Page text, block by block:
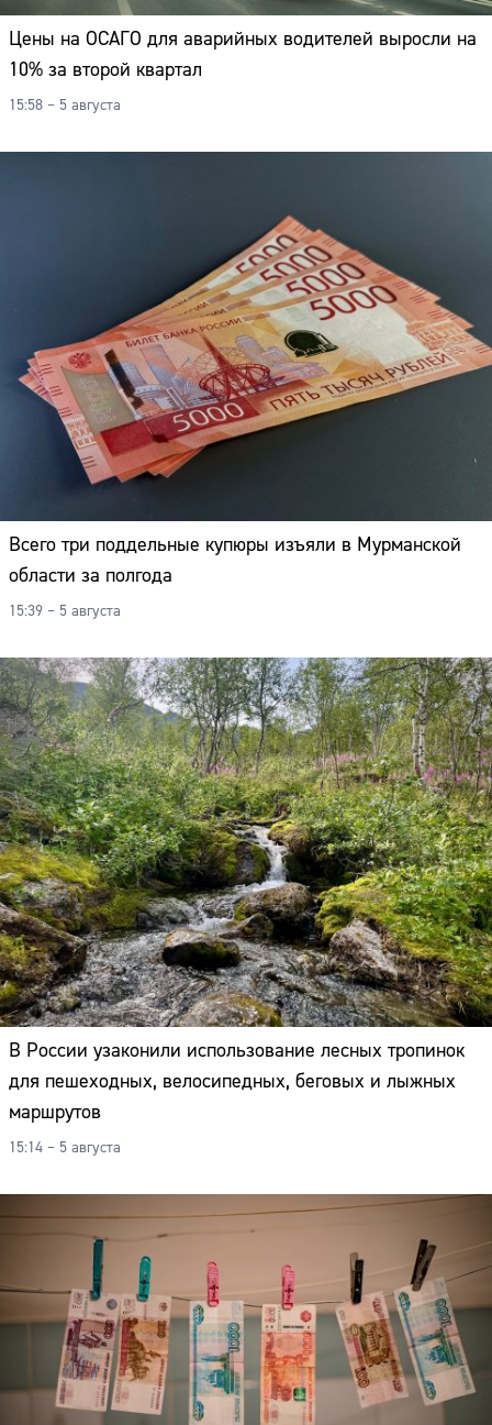
Цены на ОСАГО для аварийных водителей выросли на
10% за второй квартал
15:58 – 5 августа
Всего три поддельные купюры изъяли в Мурманской
области за полгода
15:39 – 5 августа
В России узаконили использование лесных тропинок
для пешеходных, велосипедных, беговых и лыжных
маршрутов
15:14 – 5 августа